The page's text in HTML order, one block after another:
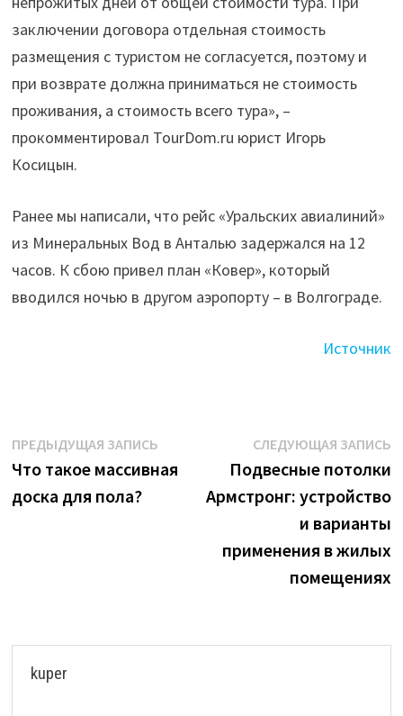
заключении договора отдельная стоимость
размещения с туристом не согласуется, поэтому и
при возврате должна приниматься не стоимость
проживания, а стоимость всего тура», –
прокомментировал TourDom.ru юрист Игорь
Косицын.
Ранее мы написали, что рейс «Уральских авиалиний»
из Минеральных Вод в Анталью задержался на 12
часов. К сбою привел план «Ковер», который
вводился ночью в другом аэропорту – в Волгограде.
Источник
Навигация
по
записям
ПРЕДЫДУЩАЯ ЗАПИСЬПредыдущая
запись:
Что такое массивная
доска для пола?
СЛЕДУЮЩАЯ ЗАПИСЬ
Подвесные потолки
Армстронг: устройство
и варианты
применения в жилых
помещениях
kuper